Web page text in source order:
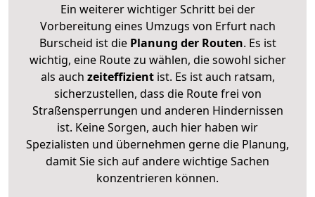
Ein weiterer wichtiger Schritt bei der
Vorbereitung eines Umzugs von Erfurt nach
Burscheid ist diePlanung der Routen. Es ist
wichtig, eine Route zu wählen, die sowohl sicher
als auch zeiteffizientist. Es ist auch ratsam,
sicherzustellen, dass die Route frei von
Straßensperrungen und anderen Hindernissen
ist. Keine Sorgen, auch hier haben wir
Spezialisten und übernehmen gerne die Planung,
damit Sie sich auf andere wichtige Sachen
konzentrieren können.